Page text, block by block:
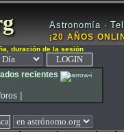
Astronomía ·
¡20 AÑOS
duración de la sesión
recientes
|